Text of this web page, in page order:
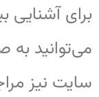
برای آشنایی
می‌توانید
سایت نیز